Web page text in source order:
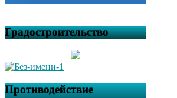
Градостроительство
Противодействие